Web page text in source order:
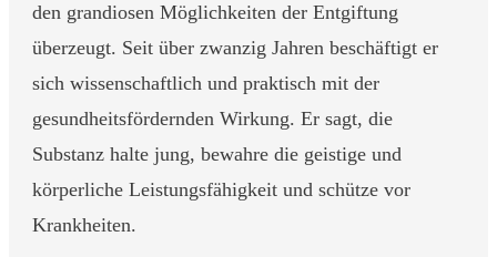
den grandiosen Möglichkeiten der Entgiftung
überzeugt. Seit über zwanzig Jahren beschäftigt er
sich wissenschaftlich und praktisch mit der
gesundheitsfördernden Wirkung. Er sagt, die
Substanz halte jung, bewahre die geistige und
körperliche Leistungsfähigkeit und schütze vor
Krankheiten.